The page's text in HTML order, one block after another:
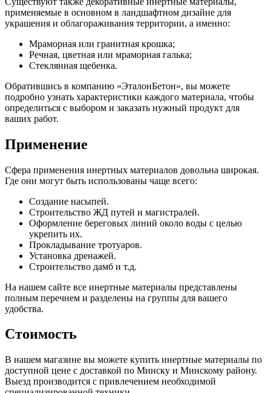
применяемые в основном в ландшафтном дизайне для
украшения и облагораживания территории, а именно:
Мраморная или гранитная крошка;
Речная, цветная или мраморная галька;
Стеклянная щебенка.
Обратившись в компанию «ЭталонБетон», вы можете
подробно узнать характеристики каждого материала, чтобы
определиться с выбором и заказать нужный продукт для
ваших работ.
Применение
Сфера применения инертных материалов довольна широкая.
Где они могут быть использованы чаще всего:
Создание насыпей.
Строительство ЖД путей и магистралей.
Оформление береговых линий около воды с целью
укрепить их.
Прокладывание тротуаров.
Установка дренажей.
Строительство дамб и т.д.
На нашем сайте все инертные материалы представлены
полным перечнем и разделены на группы для вашего
удобства.
Стоимость
В нашем магазине вы можете купить инертные материалы по
доступной цене с доставкой по Минску и Минскому району.
Выезд производится с привлечением необходимой